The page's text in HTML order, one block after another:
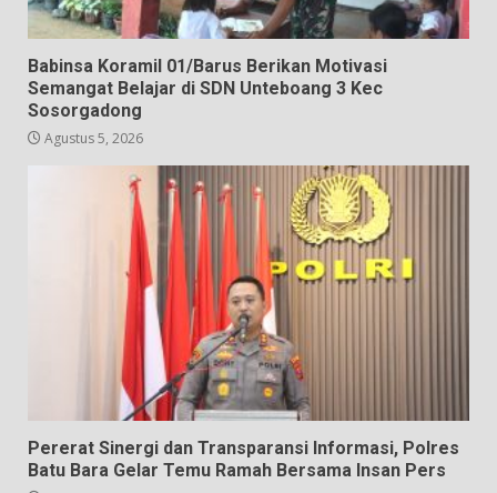
Babinsa Koramil 01/Barus Berikan Motivasi
Semangat Belajar di SDN Unteboang 3 Kec
Sosorgadong
Agustus 5, 2026
Pererat Sinergi dan Transparansi Informasi, Polres
Batu Bara Gelar Temu Ramah Bersama Insan Pers